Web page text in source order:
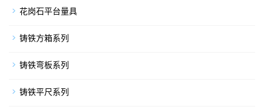
花岗石平台量具
铸铁方箱系列
铸铁弯板系列
铸铁平尺系列